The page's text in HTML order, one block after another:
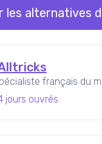
les alternatives
français du
jours ouvrés